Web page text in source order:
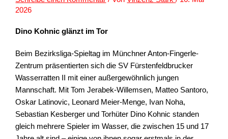
2026
Dino Kohnic glänzt im Tor
Beim Bezirksliga-Spieltag im Münchner Anton-Fingerle-
Zentrum präsentierten sich die SV Fürstenfeldbrucker
Wasserratten II mit einer außergewöhnlich jungen
Mannschaft. Mit Tom Jerabek-Willemsen, Matteo Santoro,
Oskar Latinovic, Leonard Meier-Menge, Ivan Noha,
Sebastian Kesberger und Torhüter Dino Kohnic standen
gleich mehrere Spieler im Wasser, die zwischen 15 und 17